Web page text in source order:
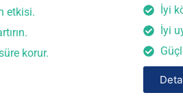
etkisi.
korur.
İyi
İyi